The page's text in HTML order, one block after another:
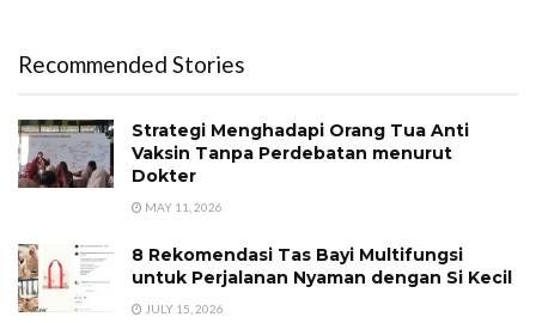
Recommended Stories
Strategi Menghadapi Orang Tua Anti
Vaksin Tanpa Perdebatan menurut
Dokter
MAY 11, 2026
8 Rekomendasi Tas Bayi Multifungsi
untuk Perjalanan Nyaman dengan Si Kecil
JULY 15, 2026